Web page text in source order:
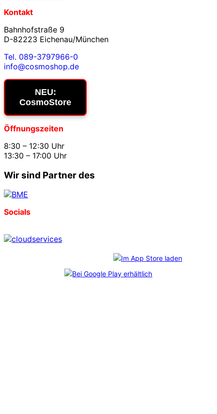
Kontakt
Bahnhofstraße 9
D-82223 Eichenau/München
Tel. 089-3797966-0
info@cosmoshop.de
NEU:
CosmoStore
Öffnungszeiten
8:30 – 12:30 Uhr
13:30 – 17:00 Uhr
Wir sind Partner des
Socials